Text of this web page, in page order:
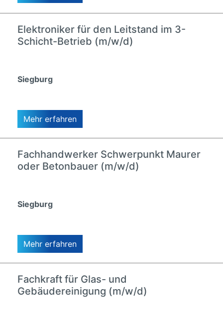
Elektroniker für den Leitstand im 3-
Schicht-Betrieb (m/w/d)
Siegburg
Mehr erfahren
Fachhandwerker Schwerpunkt Maurer
oder Betonbauer (m/w/d)
Siegburg
Mehr erfahren
Fachkraft für Glas- und
Gebäudereinigung (m/w/d)